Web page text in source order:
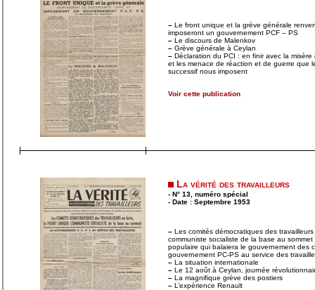
– Le front unique et la grève générale
imposeront un gouvernement PCF – PS
– Le discours de Malenkov
– Grève générale à Ceylan
– Déclaration du PCI : en finir avec la
et les menace de réaction et de guerre que
successif nous imposent
Voir cette publication
La vérité des travailleurs
- N° 13, numéro spécial
- Date : Septembre 1953
– Les comités démocratiques des
communiste socialiste de la base au
populaire qui balaiera le gouvernement des
gouvernement PC-PS au service des
– La situation internationale
– Le 12 août à Ceylan, journée
– La magnifique grève des postiers
– L’expérience Renault